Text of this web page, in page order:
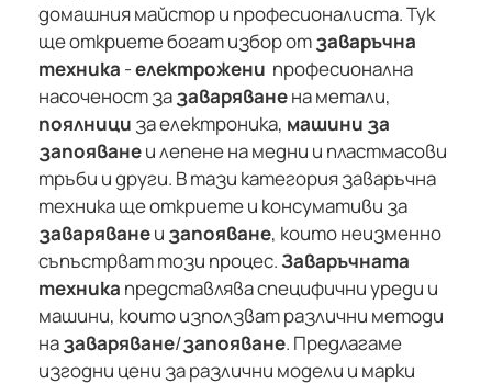
домашния майстор и професионалиста. Тук
ще откриете богат избор отзаваръчна
техника -електрожени професионална
насоченост зазаваряванена метали,
поялници за електроника, машини за
запояванеи лепене на медни и пластмасови
тръби и други. В тази категория заваръчна
техника ще откриете и консумативи за
заваряванеи запояване, които неизменно
съпъстрват този процес.Заваръчната
техника представлява специфични уреди и
машини, които използват различни методи
назаваряване/запояване. Предлагаме
изгодни цени за различни модели и марки